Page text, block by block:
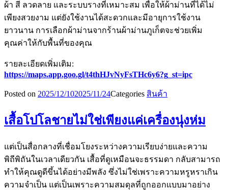
ผ้า สี ลวดลาย และระบบรางที่เหมาะสม เพื่อให้ผ้าม่านที่ได้ไม่
เพียงสวยงาม แต่ยังใช้งานได้สะดวกและมีอายุการใช้งาน
ยาวนาน การเลือกผ้าม่านจากร้านผ้าม่านภูเก็ตจะช่วยเพิ่ม
คุณค่าให้กับพื้นที่ของคุณ
รายละเอียดเพิ่มเติม:
https://maps.app.goo.gl/t4thHJvNyFsTHc6y6?g_st=ipc
Posted on 2025/12/102025/11/24Categories สินค้า
เสื้อโปโลชายไม่ใช่เพียงแค่เครื่องนุ่งห่ม
แต่เป็นสื่อกลางที่เชื่อมโยงระหว่างความเรียบง่ายและความ
พิถีพิถันในเวลาเดียวกัน เสื้อที่ดูเหมือนจะธรรมดา กลับสามารถ
ทำให้คุณดูดีขึ้นได้อย่างมีพลัง ซึ่งไม่ใช่เพราะความหรูหราเกิน
ความจำเป็น แต่เป็นเพราะความสมดุลที่ถูกออกแบบมาอย่าง